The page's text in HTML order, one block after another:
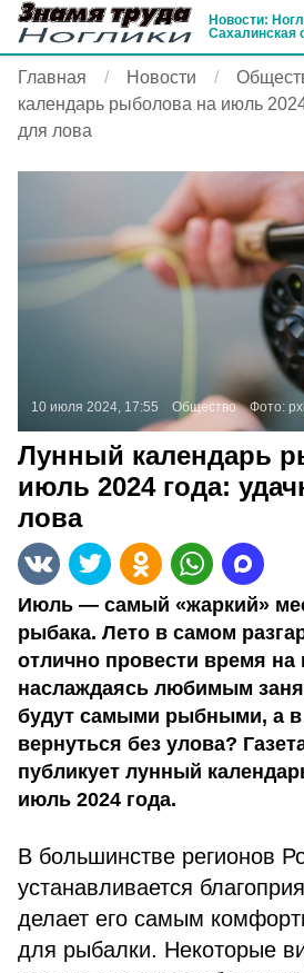
Новости:
Сахалинская
Главная Новости
календарь рыболова на июль
для лова
10 июля 2024, 17:55 Общество Фото:
Лунный календарь
июль 2024 года:
лова
Июль — самый «жаркий»
рыбака. Лето в самом
отлично провести время на
наслаждаясь любимым
будут самыми рыбными, а в
вернуться без улова?
публикует лунный
июль 2024 года.
В большинстве регионов
устанавливается
делает его самым
для рыбалки. Некоторые